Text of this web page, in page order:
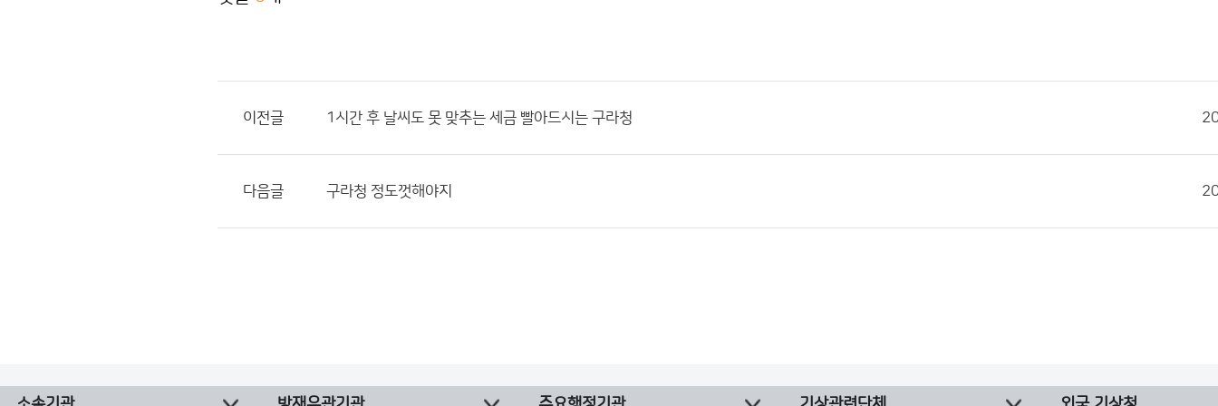
이전글 1시간 후 날씨도 못 맞추는 세금 빨아드시는 구라청
다음글 구라청 정도껏해야지